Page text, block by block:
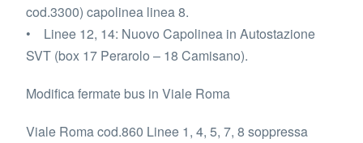
cod.3300) capolinea linea 8.
• Linee 12, 14: Nuovo Capolinea in Autostazione
SVT (box 17 Perarolo – 18 Camisano).
Modifica fermate bus in Viale Roma
Viale Roma cod.860 Linee 1, 4, 5, 7, 8 soppressa